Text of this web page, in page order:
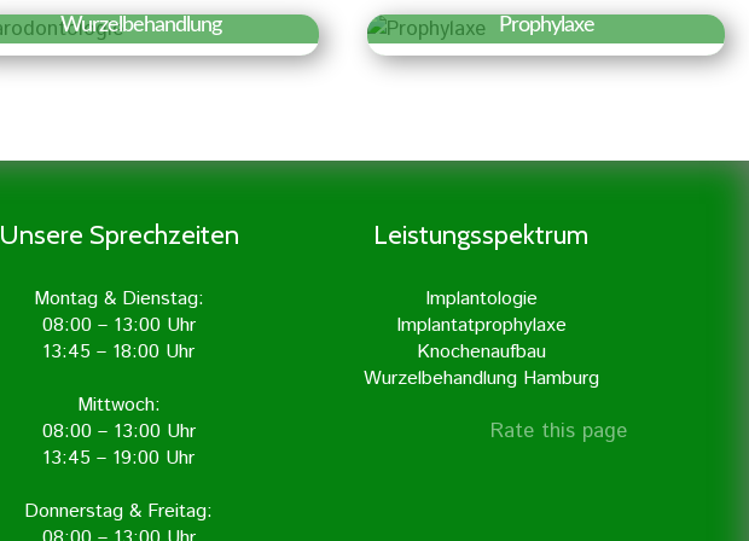
Wurzelbehandlung
entzündeten Zahnnerv
Entzündung zu befreien. Dies
geschieht mit größter
Zahnarztpraxis mit
Unterstützung moderner
Geräte durchgeführt.
Erfahren Sie mehr »
Prophylaxe
Zahngesundheit. Daher legen
Prophylaxe und professionelle
Zahnreinigung.
Erfahren Sie mehr »
Unsere Sprechzeiten
Montag & Dienstag:
08:00 – 13:00 Uhr
13:45 – 18:00 Uhr
Mittwoch:
08:00 – 13:00 Uhr
13:45 – 19:00 Uhr
Donnerstag & Freitag:
Leistungsspektrum
Implantologie
Implantatprophylaxe
Knochenaufbau
Wurzelbehandlung Hamburg
Rate this page